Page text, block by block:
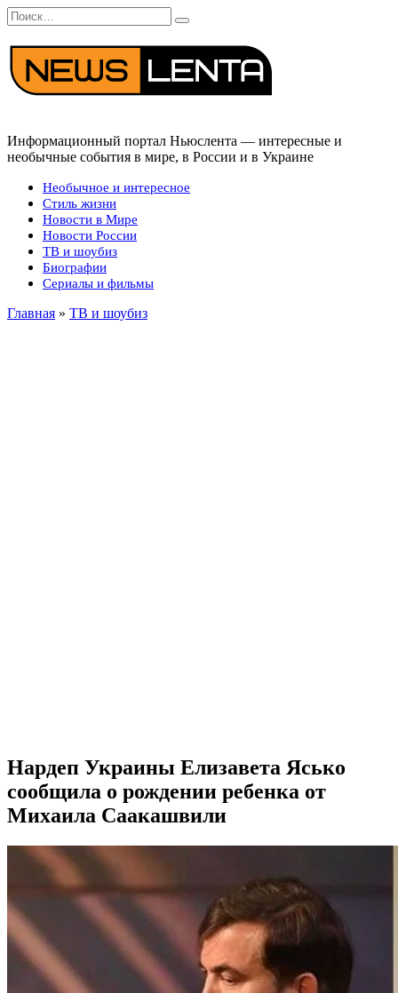
Перейти
к
содержанию
Search
for:
Информационный портал Ньюслента — интересные и
необычные события в мире, в России и в Украине
Необычное и интересное
Стиль жизни
Новости в Мире
Новости России
ТВ и шоубиз
Биографии
Сериалы и фильмы
Главная » ТВ и шоубиз
Нардеп Украины Елизавета Ясько
сообщила о рождении ребенка от
Михаила Саакашвили